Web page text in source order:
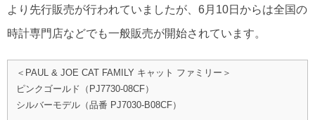
より先行販売が行われていましたが、6月10日からは全国の
時計専門店などでも一般販売が開始されています。
＜PAUL & JOE CAT FAMILY キャット ファミリー＞
ピンクゴールド（PJ7730-08CF）
シルバーモデル（品番 PJ7030-B08CF）